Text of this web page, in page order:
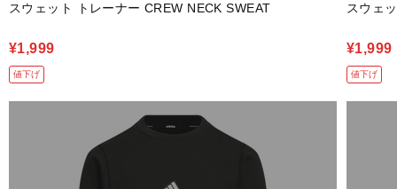
スウェット トレーナー CREW NECK SWEAT
¥1,999
値下げ
スウェ
¥1,999
値下げ